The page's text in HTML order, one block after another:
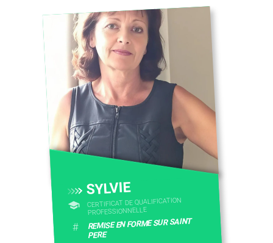
SYLVIE
CERTIFICAT DE QUALIFICATION
PROFESSIONNELLE
# REMISE EN FORME SUR SAINT
PERE